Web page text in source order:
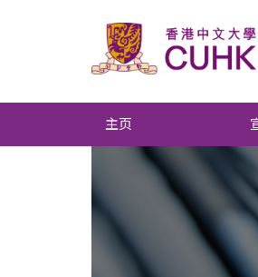
主页